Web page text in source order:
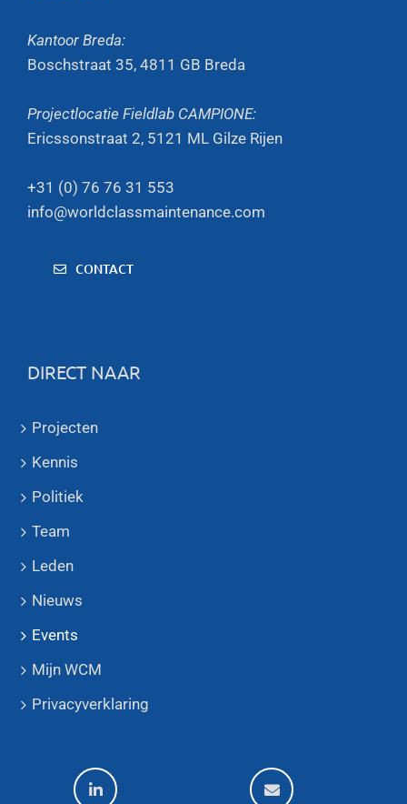
Kantoor Breda:
Boschstraat 35, 4811 GB Breda
Projectlocatie Fieldlab CAMPIONE:
Ericssonstraat 2, 5121 ML Gilze Rijen
+31 (0) 76 76 31 553
info@worldclassmaintenance.com
CONTACT
DIRECT NAAR
Projecten
Kennis
Politiek
Team
Leden
Nieuws
Events
Mijn WCM
Privacyverklaring